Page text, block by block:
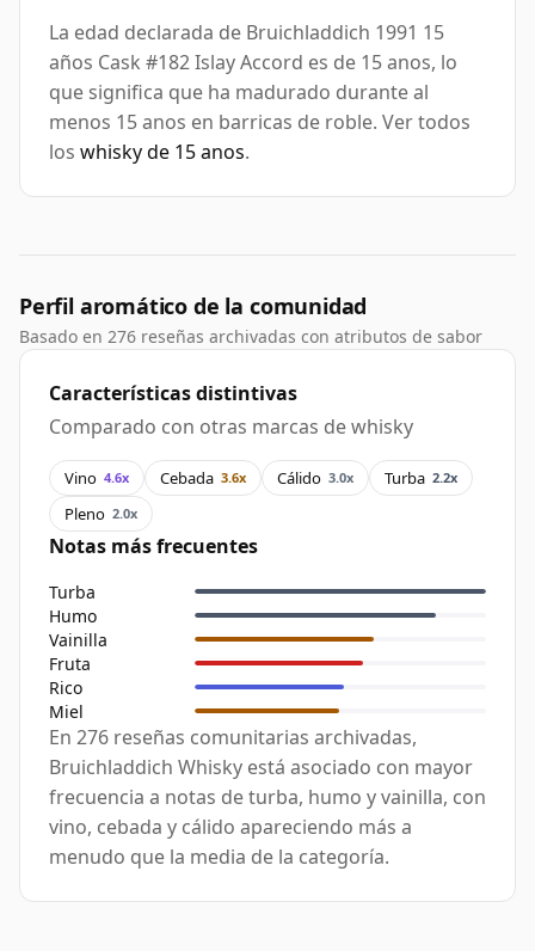
La edad declarada de Bruichladdich 1991 15
años Cask #182 Islay Accord es de 15 anos, lo
que significa que ha madurado durante al
menos 15 anos en barricas de roble. Ver todos
los whisky de 15 anos.
Perfil aromático de la comunidad
Basado en 276 reseñas archivadas con atributos de sabor
Características distintivas
Comparado con otras marcas de whisky
Vino 4.6x Cebada 3.6x Cálido 3.0x Turba 2.2x
Pleno 2.0x
Notas más frecuentes
Turba
Humo
Vainilla
Fruta
Rico
Miel
En 276 reseñas comunitarias archivadas,
Bruichladdich Whisky está asociado con mayor
frecuencia a notas de turba, humo y vainilla, con
vino, cebada y cálido apareciendo más a
menudo que la media de la categoría.